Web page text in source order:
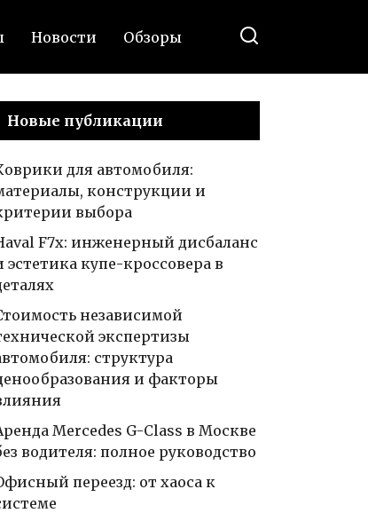
Новости Обзоры
Новые публикации
для автомобиля:
конструкции и
выбора
F7x: инженерный дисбаланс
эстетика купе-кроссовера в
независимой
экспертизы
структура
и факторы
Mercedes G-Class в Москве
водителя: полное руководство
переезд: от хаоса к